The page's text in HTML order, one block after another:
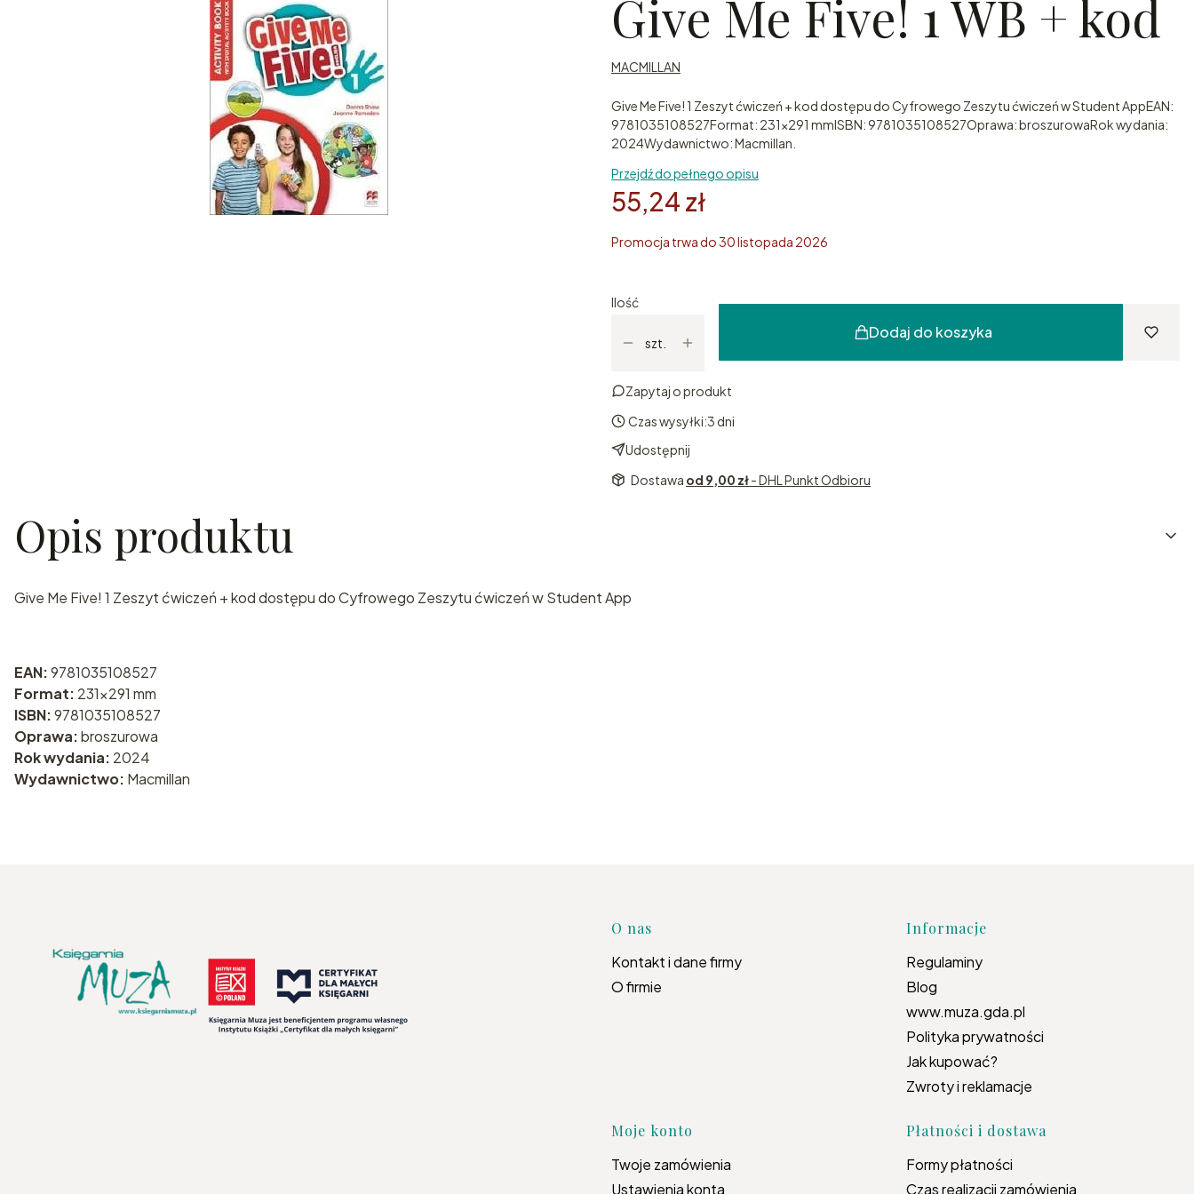
Give Me Five! 1 WB + kod
MACMILLAN
Give Me Five! 1 Zeszyt ćwiczeń + kod dostępu do Cyfrowego Zeszytu ćwiczeń w Student AppEAN:
9781035108527Format: 231x291 mmISBN: 9781035108527Oprawa: broszurowaRok wydania:
2024Wydawnictwo: Macmillan.
Przejdź do pełnego opisu
55,24 zł
Promocja trwa do 30 listopada 2026
Ilość
szt.
Dodaj do koszyka
Zapytaj o produkt
Czas wysyłki:3 dni
Udostępnij
Dostawa od 9,00 zł- DHL Punkt Odbioru
Opis produktu
Give Me Five! 1 Zeszyt ćwiczeń + kod dostępu do Cyfrowego Zeszytu ćwiczeń w Student App
EAN:9781035108527
Format: 231x291 mm
ISBN:9781035108527
Oprawa:broszurowa
Rok wydania: 2024
Wydawnictwo: Macmillan
Linki w stopce
O nas
Kontakt i dane firmy
O firmie
Informacje
Regulaminy
Blog
www.muza.gda.pl
Polityka prywatności
Jak kupować?
Zwroty i reklamacje
Moje konto
Twoje zamówienia
Ustawienia konta
Płatności i dostawa
Formy płatności
Czas realizacji zamówienia